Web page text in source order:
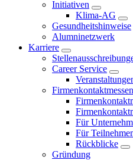
Initiativen
Klima-AG
Gesundheitshinweise
Alumninetzwerk
Karriere
Career Service
Firmenkontaktmessen
Für
Für
Rückblicke
Gründung